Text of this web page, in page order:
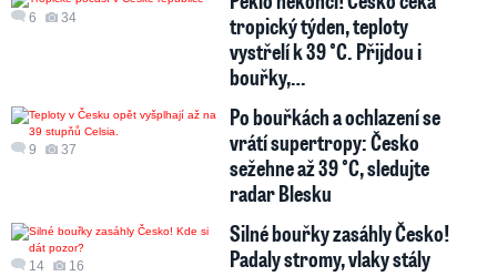
6 34
tropický týden, teploty
vystřelí k 39 °C. Přijdou i
bouřky,…
9 37
Po bouřkách a ochlazení se
vrátí supertropy: Česko
sežehne až 39 °C, sledujte
radar Blesku
14 16
Silné bouřky zasáhly Česko!
Padaly stromy, vlaky stály